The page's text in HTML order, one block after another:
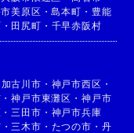
美原区 ・島本町 ・ 豊能
・ 田尻町 ・ 千早赤阪村
加古川市 ・ 神戸市西区 ・
・神戸市東灘区 ・ 神戸市
・ 三田市 ・ 神戸市兵庫
・ 三木市 ・ たつの市 ・ 丹